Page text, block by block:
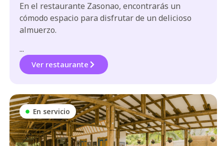
En el restaurante Zasonao, encontrarás un
cómodo espacio para disfrutar de un delicioso
almuerzo.
...
Ver restaurante
En servicio